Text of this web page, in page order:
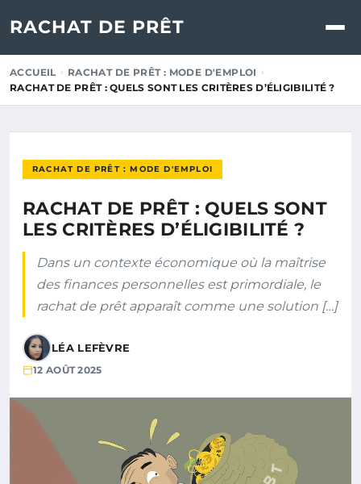
RACHAT DE PRÊT
ACCUEIL
RACHAT DE PRÊT : MODE D'EMPLOI
RACHAT DE PRÊT : QUELS SONT LES CRITÈRES D’ÉLIGIBILITÉ ?
RACHAT DE PRÊT : MODE D'EMPLOI
RACHAT DE PRÊT : QUELS SONT
LES CRITÈRES D’ÉLIGIBILITÉ ?
Dans un contexte économique où la maîtrise
des finances personnelles est primordiale, le
rachat de prêt apparaît comme une solution […]
LÉA LEFÈVRE
12 AOÛT 2025